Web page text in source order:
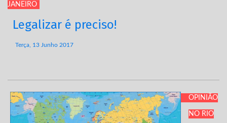
JANEIRO
Legalizar é preciso!
Terça, 13 Junho 2017
OPINIÃO
NO RIO